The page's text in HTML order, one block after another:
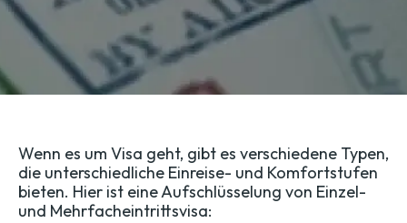
Wenn es um Visa geht, gibt es verschiedene Typen,
die unterschiedliche Einreise- und Komfortstufen
bieten. Hier ist eine Aufschlüsselung von Einzel-
und Mehrfacheintrittsvisa: